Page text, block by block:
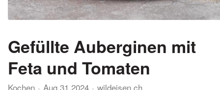
Gefüllte Auberginen mit
Feta und Tomaten
Kochen Aug 31 2024 wildeisen.ch